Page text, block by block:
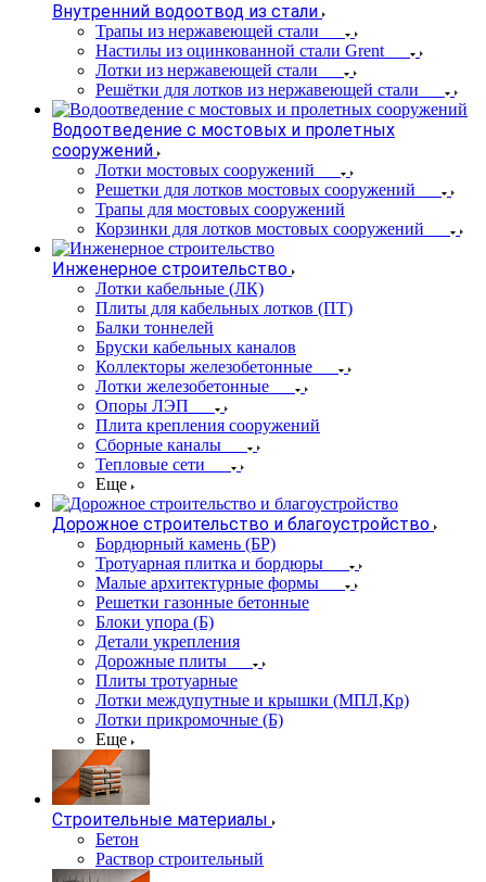
Внутренний водоотвод из стали
Трапы из нержавеющей стали
Настилы из оцинкованной стали Grent
Лотки из нержавеющей стали
Решётки для лотков из нержавеющей стали
Водоотведение с мостовых и пролетных
сооружений
Лотки мостовых сооружений
Решетки для лотков мостовых сооружений
Трапы для мостовых сооружений
Корзинки для лотков мостовых сооружений
Инженерное строительство
Лотки кабельные (ЛК)
Плиты для кабельных лотков (ПТ)
Балки тоннелей
Бруски кабельных каналов
Коллекторы железобетонные
Лотки железобетонные
Опоры ЛЭП
Плита крепления сооружений
Сборные каналы
Тепловые сети
Еще
Дорожное строительство и благоустройство
Бордюрный камень (БР)
Тротуарная плитка и бордюры
Малые архитектурные формы
Решетки газонные бетонные
Блоки упора (Б)
Детали укрепления
Дорожные плиты
Плиты тротуарные
Лотки междупутные и крышки (МПЛ,Кр)
Лотки прикромочные (Б)
Еще
Строительные материалы
Бетон
Раствор строительный